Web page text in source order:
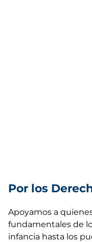
Por los
Apoyamos a
fundamentales de
infancia hasta los